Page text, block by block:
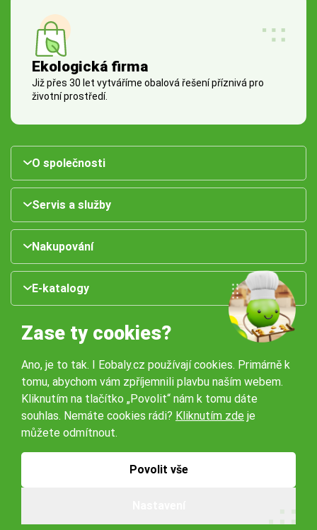
Ekologická firma
Již přes 30 let vytváříme obalová řešení příznivá pro
životní prostředí.
O společnosti
Servis a služby
Nakupování
E-katalogy
Naše pobočky:
Obchodní podmínky
Zase ty cookies?
Ano, je to tak. I Eobaly.cz používají cookies. Primárně k
tomu, abychom vám zpříjemnili plavbu naším webem.
Kliknutím na tlačítko „Povolit“ nám k tomu dáte
souhlas. Nemáte cookies rádi? Kliknutím zde je
můžete odmítnout.
Povolit vše